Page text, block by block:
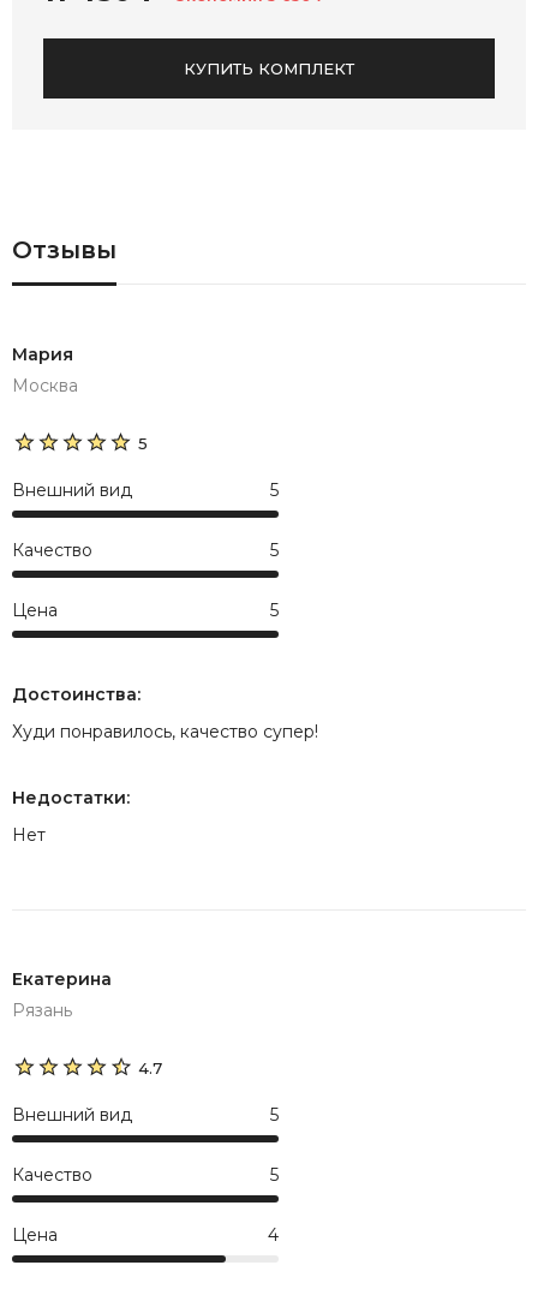
КУПИТЬ КОМПЛЕКТ
Отзывы
Мария
Москва
5
Внешний вид 5
Качество 5
Цена 5
Достоинства:
Худи понравилось, качество супер!
Недостатки:
Нет
Екатерина
Рязань
4.7
Внешний вид 5
Качество 5
Цена 4